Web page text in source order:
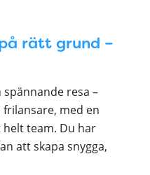
rätt grund –
resa –
med en
team. Du har
att skapa snygga,